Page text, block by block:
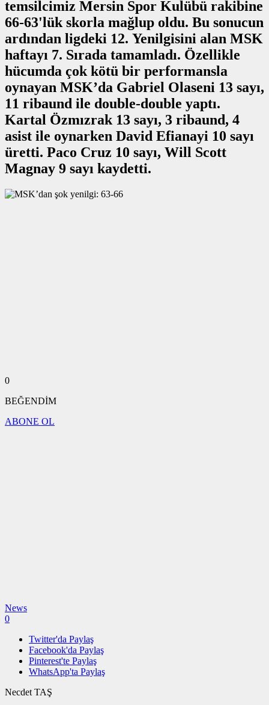
temsilcimiz Mersin Spor Kulübü rakibine
66-63'lük skorla mağlup oldu. Bu sonucun
ardından ligdeki 12. Yenilgisini alan MSK
haftayı 7. Sırada tamamladı. Özellikle
hücumda çok kötü bir performansla
oynayan MSK’da Gabriel Olaseni 13 sayı,
11 ribaund ile double-double yaptı.
Kartal Özmızrak 13 sayı, 3 ribaund, 4
asist ile oynarken David Efianayi 10 sayı
üretti. Paco Cruz 10 sayı, Will Scott
Magnay 9 sayı kaydetti.
0
BEĞENDİM
ABONE OL
News
0
Twitter'da Paylaş
Facebook'da Paylaş
Pinterest'te Paylaş
WhatsApp'ta Paylaş
Necdet TAŞ